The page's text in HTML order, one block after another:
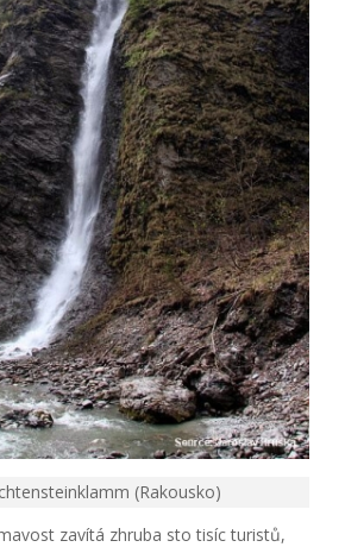
(Rakousko)
zavítá zhruba sto tisíc turistů,